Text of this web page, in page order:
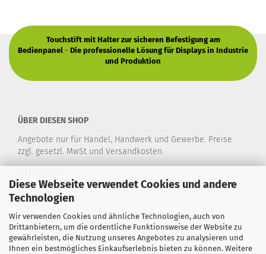
Diese Webseite verwendet Cookies und andere
Technologien
Wir verwenden Cookies und ähnliche Technologien, auch von
Drittanbietern, um die ordentliche Funktionsweise der Website zu
gewährleisten, die Nutzung unseres Angebotes zu analysieren und
Ihnen ein bestmögliches Einkaufserlebnis bieten zu können. Weitere
Touchstift mit Halter zur sicheren Befestigung am
Bedienpanel - Die professionelle Lösung für Displays in Industrie
und Produktion
ÜBER DIESEN SHOP
Angebote nur für Handel, Handwerk und Gewerbe. Preise
zzgl. gesetzl. MwSt und Versandkosten.
Impressum
Kontakt
Versand- & Zahlungsbedingungen
Widerrufsrecht & Muster-Widerrufsformular
AGB
Privatsphäre und Datenschutz